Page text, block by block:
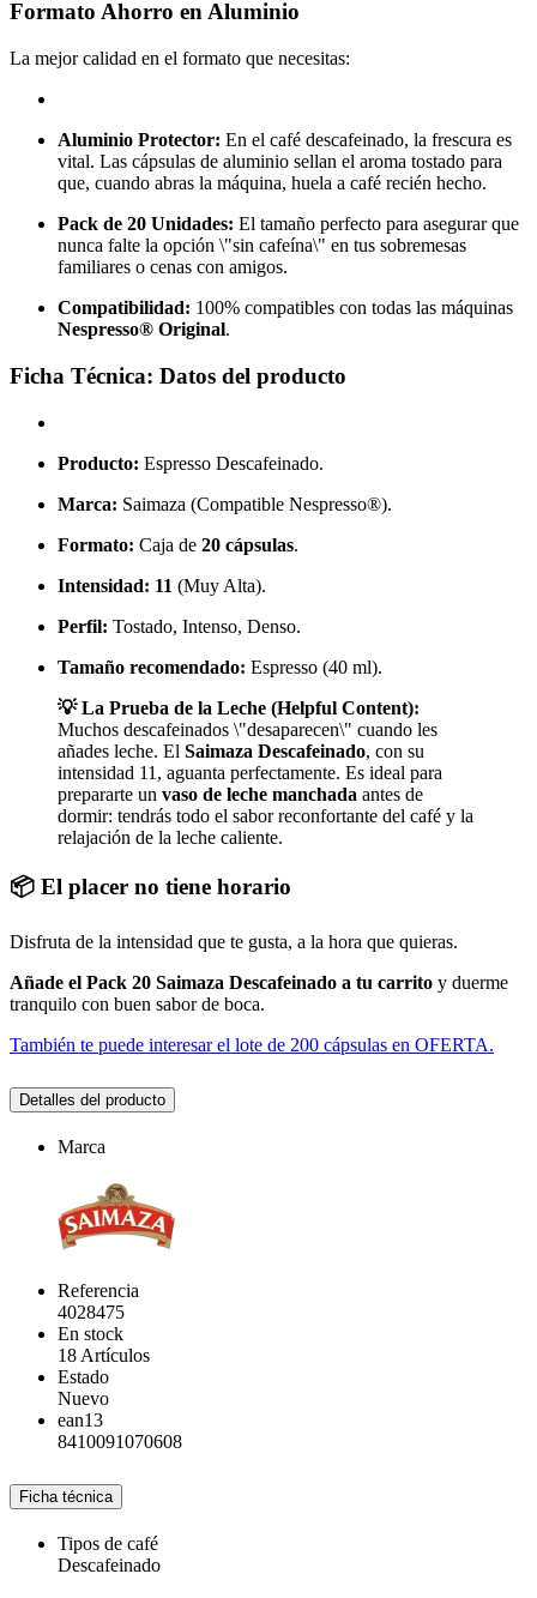
Formato Ahorro en Aluminio
La mejor calidad en el formato que necesitas:
Aluminio Protector: En el café descafeinado, la frescura es
vital. Las cápsulas de aluminio sellan el aroma tostado para
que, cuando abras la máquina, huela a café recién hecho.
Pack de 20 Unidades: El tamaño perfecto para asegurar que
nunca falte la opción \"sin cafeína\" en tus sobremesas
familiares o cenas con amigos.
Compatibilidad: 100% compatibles con todas las máquinas
Nespresso® Original.
Ficha Técnica: Datos del producto
Producto: Espresso Descafeinado.
Marca: Saimaza (Compatible Nespresso®).
Formato: Caja de 20 cápsulas.
Intensidad: 11 (Muy Alta).
Perfil: Tostado, Intenso, Denso.
Tamaño recomendado: Espresso (40 ml).
💡 La Prueba de la Leche (Helpful Content):
Muchos descafeinados \"desaparecen\" cuando les
añades leche. El Saimaza Descafeinado, con su
intensidad 11, aguanta perfectamente. Es ideal para
prepararte un vaso de leche manchada antes de
dormir: tendrás todo el sabor reconfortante del café y la
relajación de la leche caliente.
📦 El placer no tiene horario
Disfruta de la intensidad que te gusta, a la hora que quieras.
Añade el Pack 20 Saimaza Descafeinado a tu carrito y duerme
tranquilo con buen sabor de boca.
También te puede interesar el lote de 200 cápsulas en OFERTA.
Detalles del producto
Marca
Referencia
4028475
En stock
18 Artículos
Estado
Nuevo
ean13
8410091070608
Ficha técnica
Tipos de café
Descafeinado